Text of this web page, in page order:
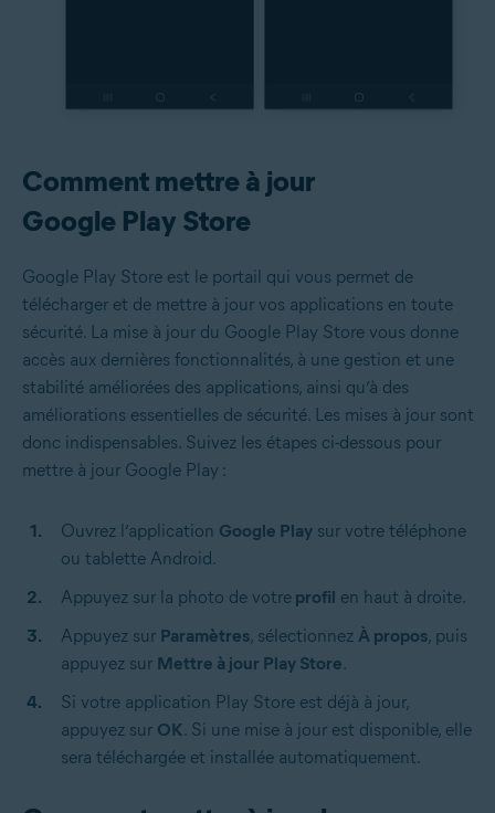
Comment mettre à jour
Google Play Store
Google Play Store est le portail qui vous permet de
télécharger et de mettre à jour vos applications en toute
sécurité. La mise à jour du Google Play Store vous donne
accès aux dernières fonctionnalités, à une gestion et une
stabilité améliorées des applications, ainsi qu’à des
améliorations essentielles de sécurité. Les mises à jour sont
donc indispensables. Suivez les étapes ci-dessous pour
mettre à jour Google Play :
Ouvrez l’application Google Play sur votre téléphone
ou tablette Android.
Appuyez sur la photo de votre profil en haut à droite.
Appuyez sur Paramètres, sélectionnez À propos, puis
appuyez sur Mettre à jour Play Store.
Si votre application Play Store est déjà à jour,
appuyez sur OK. Si une mise à jour est disponible, elle
sera téléchargée et installée automatiquement.